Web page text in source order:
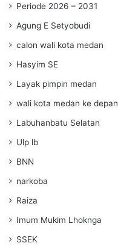
Periode 2026 – 2031
Agung E Setyobudi
calon wali kota medan
Hasyim SE
Layak pimpin medan
wali kota medan ke depan
Labuhanbatu Selatan
Ulp lb
BNN
narkoba
Raiza
Imum Mukim Lhoknga
SSEK